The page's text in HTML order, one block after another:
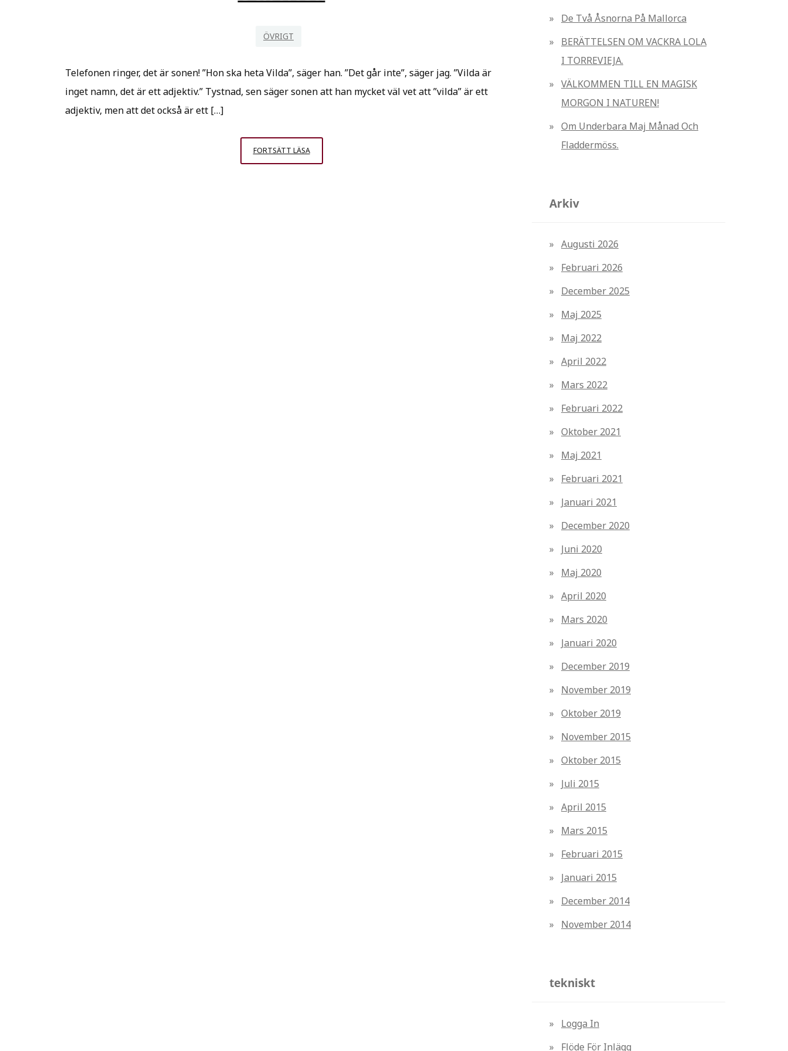
ÖVRIGT
Telefonen ringer, det är sonen! ”Hon ska heta Vilda”, säger han. ”Det går inte”, säger jag. ”Vilda är
inget namn, det är ett adjektiv.” Tystnad, sen säger sonen att han mycket väl vet att ”vilda” är ett
adjektiv, men att det också är ett […]
FORTSÄTT LÄSA…..OCH
HENNES
:
De Två Åsnorna På Mallorca
BERÄTTELSEN OM VACKRA LOLA
I TORREVIEJA.
VÄLKOMMEN TILL EN MAGISK
MORGON I NATUREN!
Om Underbara Maj Månad Och
Fladdermöss.
Arkiv
Augusti 2026
Februari 2026
December 2025
Maj 2025
Maj 2022
April 2022
Mars 2022
Februari 2022
Oktober 2021
Maj 2021
Februari 2021
Januari 2021
December 2020
Juni 2020
Maj 2020
April 2020
Mars 2020
Januari 2020
December 2019
November 2019
Oktober 2019
November 2015
Oktober 2015
Juli 2015
April 2015
Mars 2015
Februari 2015
Januari 2015
December 2014
November 2014
tekniskt
Logga In
Flöde För Inlägg